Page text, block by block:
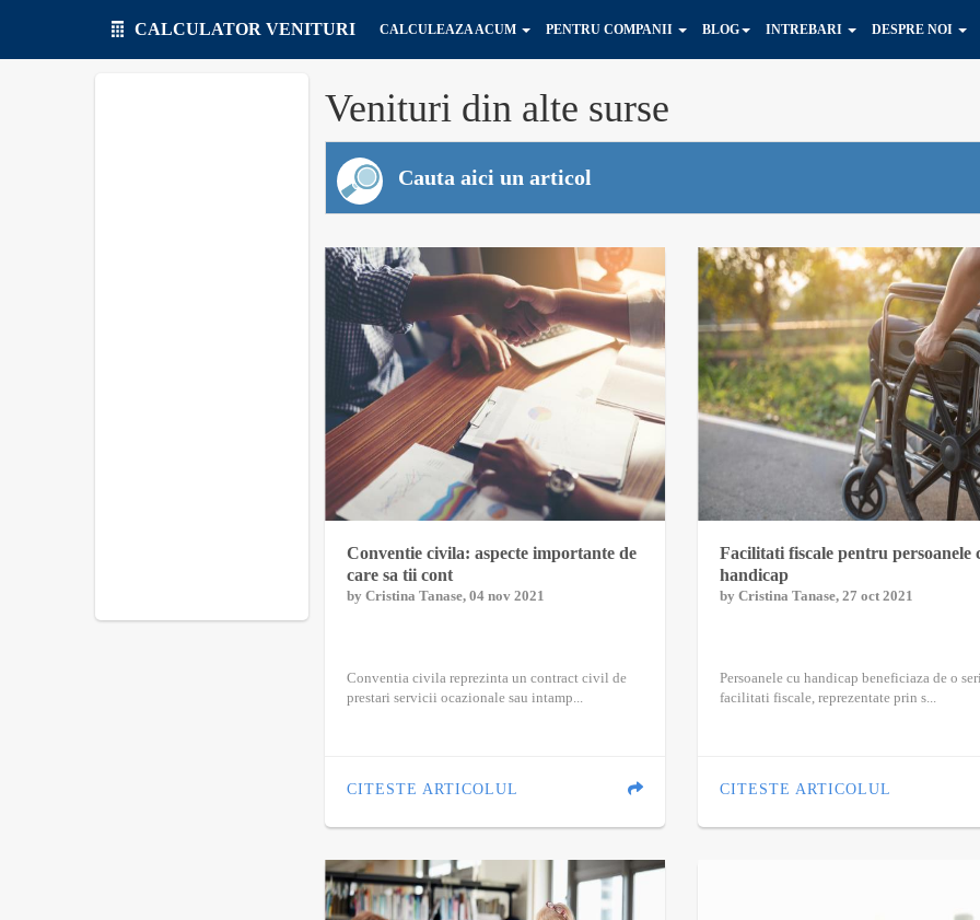
CALCULATOR VENITURI CALCULEAZA ACUM PENTRU COMPANII BLOG INTREBARI DESPRE NOI
Venituri din alte surse
Conventie civila: aspecte importante de
care sa tii cont
by Cristina Tanase, 04 nov 2021
Conventia civila reprezinta un contract civil de
prestari servicii ocazionale sau intamp...
CITESTE ARTICOLUL
Facilitati fiscale pentru persoanele
handicap
byCristina Tanase, 27 oct 2021
Persoanele cu handicap beneficiaza de o
facilitati fiscale, reprezentate prin s...
CITESTE ARTICOLUL